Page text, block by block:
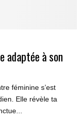
adaptée à son
féminine s’est
Elle révèle ta